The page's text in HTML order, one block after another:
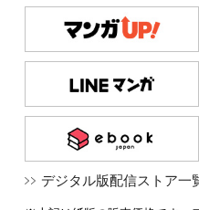
デジタル版配信ストア一